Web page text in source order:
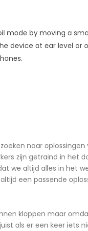
mode by moving a
device at ear level or
naar oplossingen
zijn getraind in het
we altijd alles in het
een passende
kloppen maar
als er een keer iets